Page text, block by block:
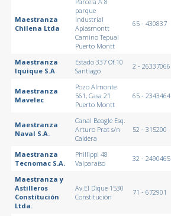
Maestranza
Chilena Ltda
parque
Industrial
Apiasmontt
Camino Tepual
Puerto Montt
65 - 430837
Maestranza
Iquique S.A
Estado 337 Of.10
Santiago
2 - 26337066
Maestranza
Mavelec
Pozo Almonte
561, Casa 21
Puerto Montt
65 - 2343464
Maestranza
Naval S.A.
Canal Beagle Esq.
Arturo Prat s/n
Caldera
52 - 315200
Maestranza
Tecnomac S.A.
Phillippi 48
Valparaíso
32 - 2490465
Maestranza y
Astilleros
Constitución
Ltda.
Av.El Dique 1530
Constitución
71 - 672901